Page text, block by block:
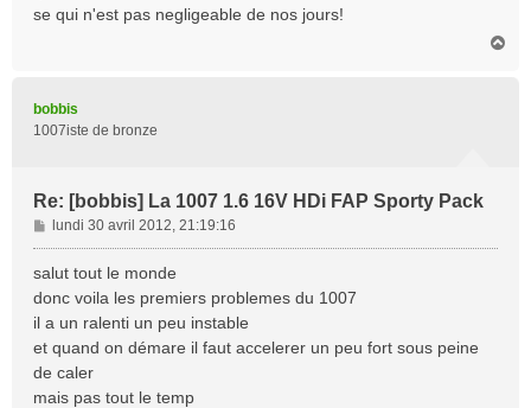
se qui n'est pas negligeable de nos jours!
bobbis
1007iste de bronze
Re: [bobbis] La 1007 1.6 16V HDi FAP Sporty Pack
M
e
s
a
g
e
lundi 30 avril 2012, 21:19:16
salut tout le monde
donc voila les premiers problemes du 1007
il a un ralenti un peu instable
et quand on démare il faut accelerer un peu fort sous peine
de caler
mais pas tout le temp